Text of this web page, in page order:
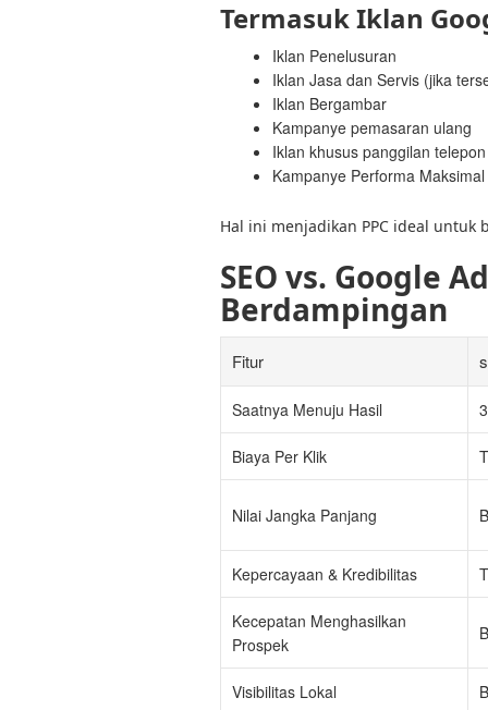
Termasuk Iklan
Iklan Penelusuran
Iklan Jasa dan Servis (jika
Iklan Bergambar
Kampanye pemasaran ulang
Iklan khusus panggilan telepon
Kampanye Performa Maksimal
Hal ini menjadikan PPC ideal
SEO vs. Google
Berdampingan
Fitur
Saatnya Menuju Hasil
Biaya Per Klik
Nilai Jangka Panjang
Kepercayaan & Kredibilitas
Kecepatan Menghasilkan
Prospek
Visibilitas Lokal